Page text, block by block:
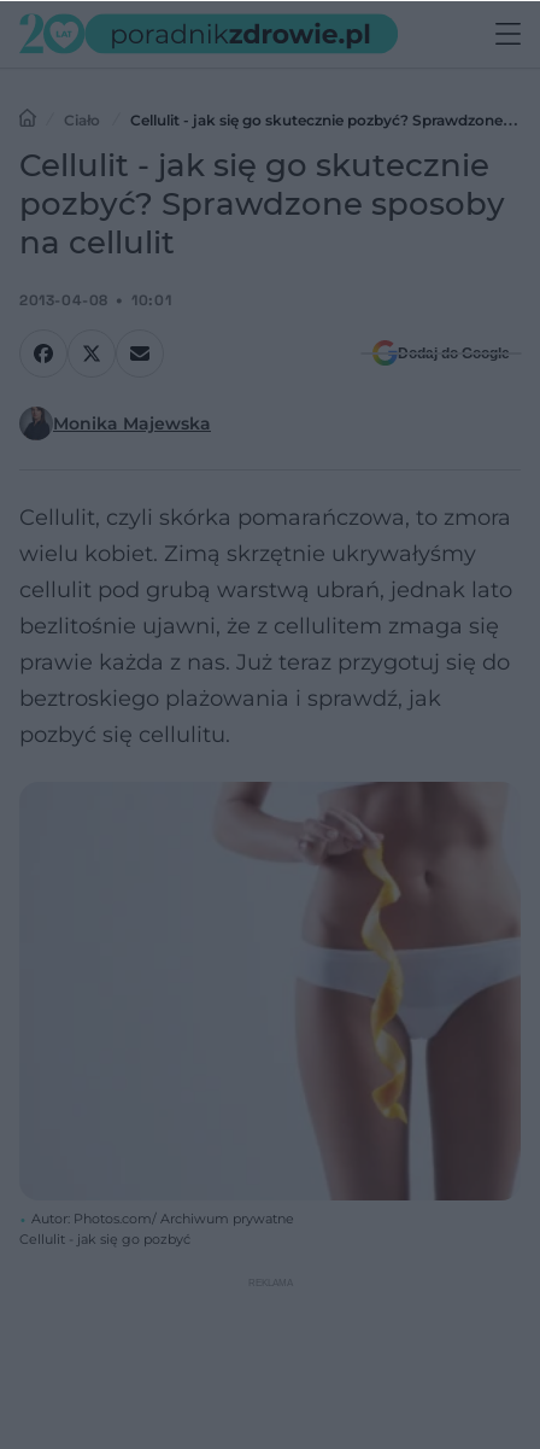
Ciało
Cellulit - jak się go skutecznie pozbyć? Sprawdzone
sposoby na cellulit
Cellulit - jak się go skutecznie
pozbyć? Sprawdzone sposoby
na cellulit
2013-04-08 10:01
Dodaj do Google
Monika Majewska
Cellulit, czyli skórka pomarańczowa, to zmora
wielu kobiet. Zimą skrzętnie ukrywałyśmy
cellulit pod grubą warstwą ubrań, jednak lato
bezlitośnie ujawni, że z cellulitem zmaga się
prawie każda z nas. Już teraz przygotuj się do
beztroskiego plażowania i sprawdź, jak
pozbyć się cellulitu.
Autor: Photos.com/ Archiwum prywatne
Cellulit - jak się go pozbyć